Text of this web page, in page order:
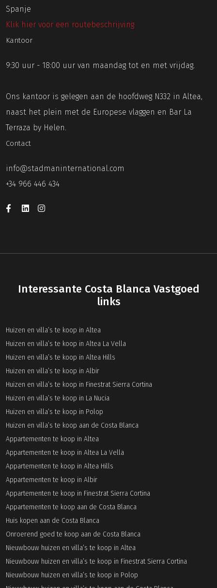
Spanje
Klik hier voor een routebeschrijving
Kantoor
9:30 uur - 18:00 uur van maandag tot en met vrijdag.
Ons kantoor is gelegen aan de hoofdweg N332 in Altea,
naast het plein met de Europese vlaggen en Bar La
Terraza by Helen.
Contact
info@stadmaninternational.com
+34 966 446 434
Interessante Costa Blanca Vastgoed
links
Huizen en villa’s te koop in Altea
Huizen en villa’s te koop in Altea La Vella
Huizen en villa’s te koop in Altea Hills
Huizen en villa’s te koop in Albir
Huizen en villa’s te koop in Finestrat Sierra Cortina
Huizen en villa’s te koop in La Nucia
Huizen en villa’s te koop in Polop
Huizen en villa’s te koop aan de Costa Blanca
Appartementen te koop in Altea
Appartementen te koop in Altea La Vella
Appartementen te koop in Altea Hills
Appartementen te koop in Albir
Appartementen te koop in Finestrat Sierra Cortina
Appartementen te koop aan de Costa Blanca
Huis kopen aan de Costa Blanca
Onroerend goed te koop aan de Costa Blanca
Nieuwbouw huizen en villa’s te koop in Altea
Nieuwbouw huizen en villa’s te koop in Finestrat Sierra Cortina
Nieuwbouw huizen en villa’s te koop in Polop